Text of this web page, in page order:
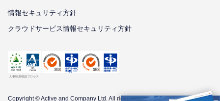
情報セキュリティ⽅針
クラウドサービス情報セキュリティ方針
Copyright © Active and Company Ltd. All rights